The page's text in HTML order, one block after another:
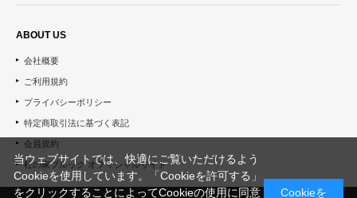
ABOUT US
会社概要
ご利用規約
プライバシーポリシー
特定商取引法に基づく表記
会員規約
杜の家ブルック オフィシャルサイト
当ウェブサイトでは、快適にご覧いただけるよう
Cookieを使用しています。「Cookieを許可する」
をクリックすることによってCookieの使用に同意
Cookieを